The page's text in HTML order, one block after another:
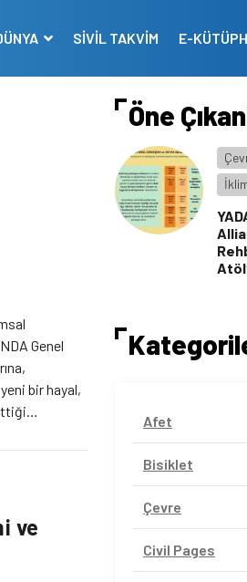
SİVİL TAKVİM E-
Genel
bir hayal,
ortaya
ve
Öne
Afet
Bisiklet
Çevre
Civil Pages